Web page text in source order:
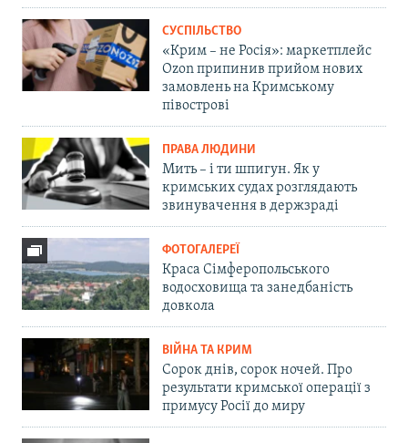
СУСПІЛЬСТВО
«Крим – не Росія»: маркетплейс
Ozon припинив прийом нових
замовлень на Кримському
півострові
ПРАВА ЛЮДИНИ
Мить – і ти шпигун. Як у
кримських судах розглядають
звинувачення в держзраді
ФОТОГАЛЕРЕЇ
Краса Сімферопольського
водосховища та занедбаність
довкола
ВІЙНА ТА КРИМ
Сорок днів, сорок ночей. Про
результати кримської операції з
примусу Росії до миру